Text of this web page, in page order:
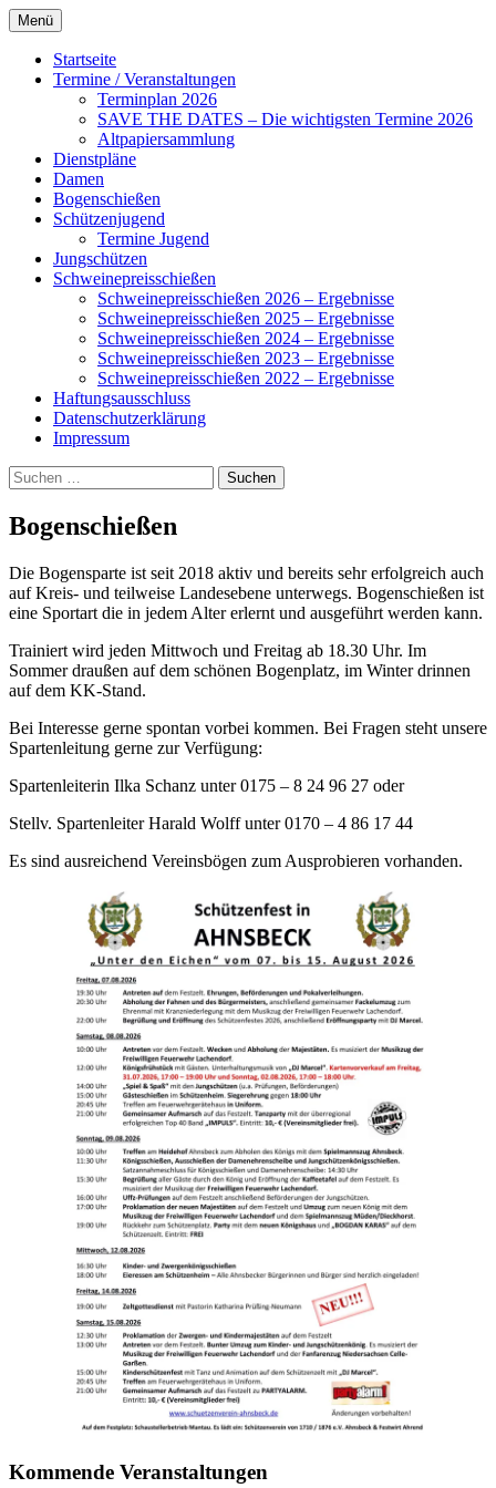
Zum
Inhalt
springen
Schützenverein Ahnsbeck
Ahnsbeck
Menü
Startseite
Termine / Veranstaltungen
Terminplan 2026
SAVE THE DATES – Die wichtigsten Termine 2026
Altpapiersammlung
Dienstpläne
Damen
Bogenschießen
Schützenjugend
Termine Jugend
Jungschützen
Schweinepreisschießen
Schweinepreisschießen 2026 – Ergebnisse
Schweinepreisschießen 2025 – Ergebnisse
Schweinepreisschießen 2024 – Ergebnisse
Schweinepreisschießen 2023 – Ergebnisse
Schweinepreisschießen 2022 – Ergebnisse
Haftungsausschluss
Datenschutzerklärung
Impressum
Suchen
nach:
Bogenschießen
Die Bogensparte ist seit 2018 aktiv und bereits sehr erfolgreich auch
auf Kreis- und teilweise Landesebene unterwegs. Bogenschießen ist
eine Sportart die in jedem Alter erlernt und ausgeführt werden kann.
Trainiert wird jeden Mittwoch und Freitag ab 18.30 Uhr. Im
Sommer draußen auf dem schönen Bogenplatz, im Winter drinnen
auf dem KK-Stand.
Bei Interesse gerne spontan vorbei kommen. Bei Fragen steht unsere
Spartenleitung gerne zur Verfügung:
Spartenleiterin Ilka Schanz unter 0175 – 8 24 96 27 oder
Stellv. Spartenleiter Harald Wolff unter 0170 – 4 86 17 44
Es sind ausreichend Vereinsbögen zum Ausprobieren vorhanden.
Kommende Veranstaltungen